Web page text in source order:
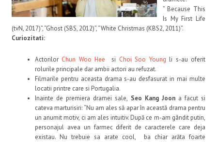
” Because This
Is My First Life
(tvN, 2017)”, “Ghost (SBS, 2012)”, “White Christmas (KBS2, 2011)”.
Curiozitati:
Actorilor Chun Woo Hee si Choi Soo Young li s-au oferit
rolurile principale dar ambii actori au refuzat.
Filmarile pentru aceasta drama s-au desfasurat in mai multe
locatii printre care si Portugalia.
Inainte de premiera dramei sale, Seo Kang Joona facut si
cateva marturisiri: “Nu am ales să apar în această drama pentru
un anumit motiv, ci am ales intuitiv. După ce m-am gândit putin,
personajul avea un farmec diferit de caracterele care deja
existau. Nu trebuie sa arate cool, ba chiar arăta foarte